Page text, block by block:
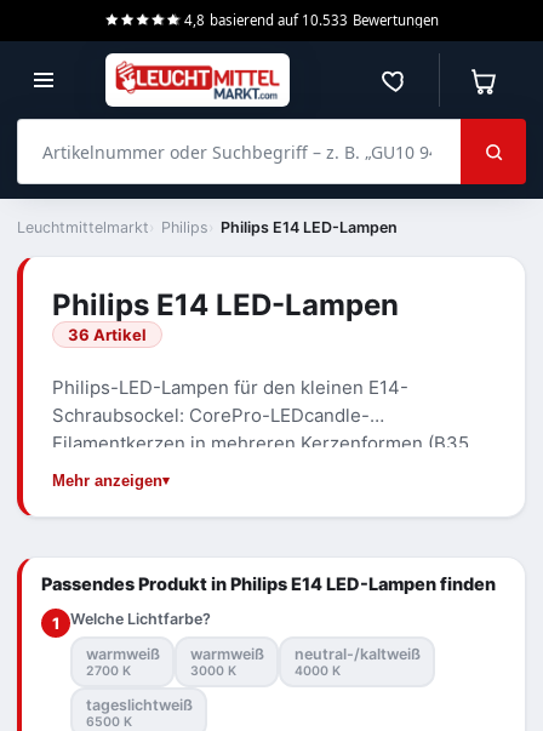
4,8 basierend auf 10.533 Bewertungen
Merkzettel
Leuchtmittelmarkt Philips Philips E14 LED-Lampen
Philips E14 LED-Lampen
36 Artikel
Philips-LED-Lampen für den kleinen E14-
Schraubsockel: CorePro-LEDcandle-
Filamentkerzen in mehreren Kerzenformen (B35,
BA35, BW35), Tropfenformen und Spezialtypen wie
Mehr anzeigen
Passendes Produkt in Philips E14 LED-Lampen finden
1
Welche Lichtfarbe?
warmweiß
2700 K
warmweiß
3000 K
neutral-/kaltweiß
4000 K
tageslichtweiß
6500 K